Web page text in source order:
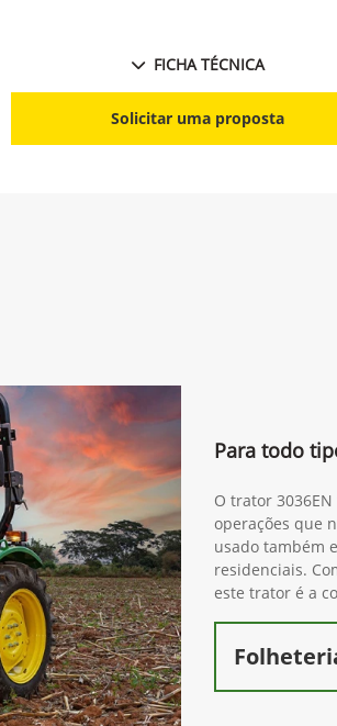
FICHA TÉCNICA
Solicitar uma proposta
Para todo
O trator
operações que
usado também
residenciais.
este trator é a